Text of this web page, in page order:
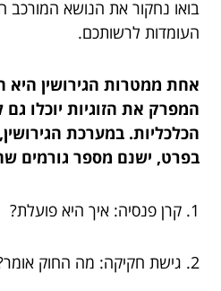
בואו נחקור את הנושא המורכב
העומדות לרשותכם.
אחת ממטרות הגירושין
המפרק את הזוגיות יוכלו
הכלכליות. במערכת
בפרט, ישנם מספר גורמים
1. קרן פנסיה: איך היא פועלת?
2. גישת חקיקה: מה החוק אומר?